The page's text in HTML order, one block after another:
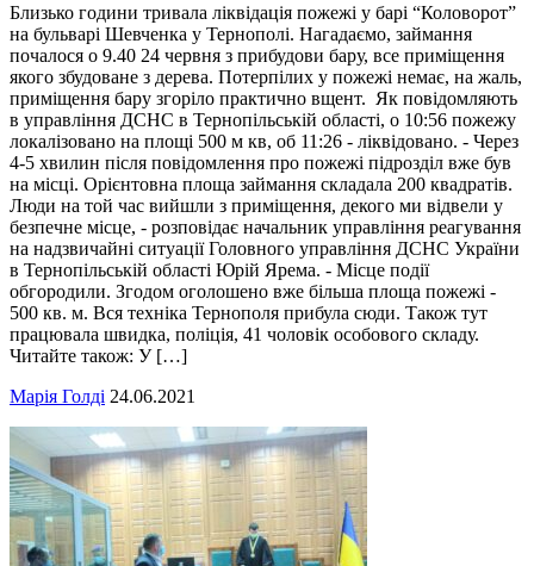
Близько години тривала ліквідація пожежі у барі “Коловорот”
на бульварі Шевченка у Тернополі. Нагадаємо, займання
почалося о 9.40 24 червня з прибудови бару, все приміщення
якого збудоване з дерева. Потерпілих у пожежі немає, на жаль,
приміщення бару згоріло практично вщент. Як повідомляють
в управління ДСНС в Тернопільській області, о 10:56 пожежу
локалізовано на площі 500 м кв, об 11:26 - ліквідовано. - Через
4-5 хвилин після повідомлення про пожежі підрозділ вже був
на місці. Орієнтовна площа займання складала 200 квадратів.
Люди на той час вийшли з приміщення, декого ми відвели у
безпечне місце, - розповідає начальник управління реагування
на надзвичайні ситуації Головного управління ДСНС України
в Тернопільській області Юрій Ярема. - Місце події
обгородили. Згодом оголошено вже більша площа пожежі -
500 кв. м. Вся техніка Тернополя прибула сюди. Також тут
працювала швидка, поліція, 41 чоловік особового складу.
Читайте також: У […]
Марія Голді 24.06.2021